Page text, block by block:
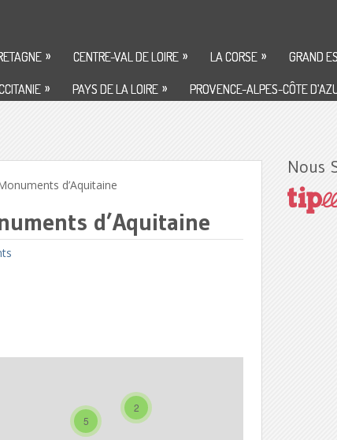
» CENTRE-VAL DE LOIRE » LA CORSE » GRAND
» PAYS DE LA LOIRE » PROVENCE-ALPES-CÔTE
d’Aquitaine
d’Aquitaine
2
5
Nous